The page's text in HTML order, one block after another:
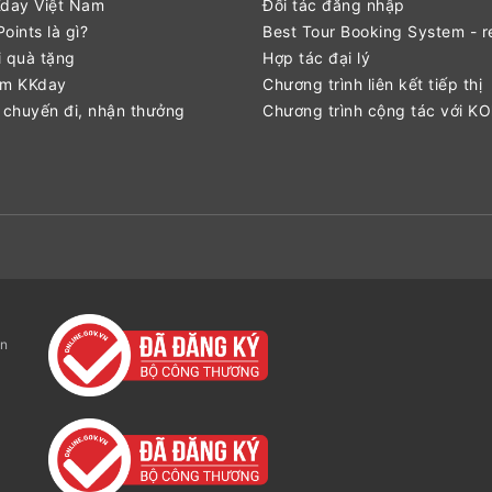
Việt Nam
là gì?
quà tặng
KKday
chuyến đi, nhận thưởng
Đối tác đăng nhập
Best Tour Booking System -
Hợp tác đại lý
Chương trình liên kết tiếp thị
Chương trình cộng tác với